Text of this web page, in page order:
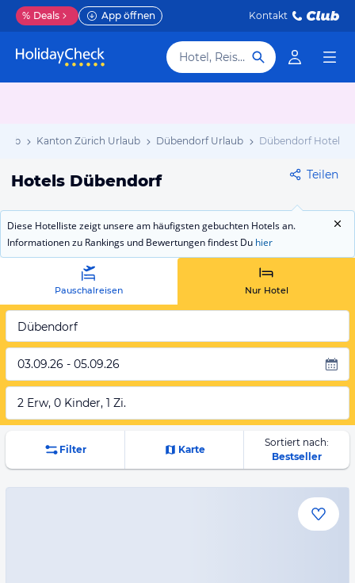
% Deals App öffnen Kontakt
Hotel, Reiseziel
Kanton Zürich Urlaub Dübendorf Urlaub Dübendorf Hotels
Hotels Dübendorf Teilen
Diese Hotelliste zeigt unsere am häufigsten gebuchten Hotels an.
Informationen zu Rankings und Bewertungen findest Du hier
Pauschalreisen Nur Hotel
Dübendorf
03.09.26 - 05.09.26
2 Erw, 0 Kinder, 1 Zi.
Filter Karte
Sortiert nach:
Bestseller